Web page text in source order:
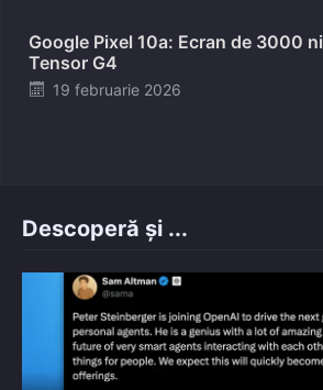
Google Pixel 10a: Ecran de 3000
Tensor G4
Posted
19 februarie 2026
Descoperă și ...